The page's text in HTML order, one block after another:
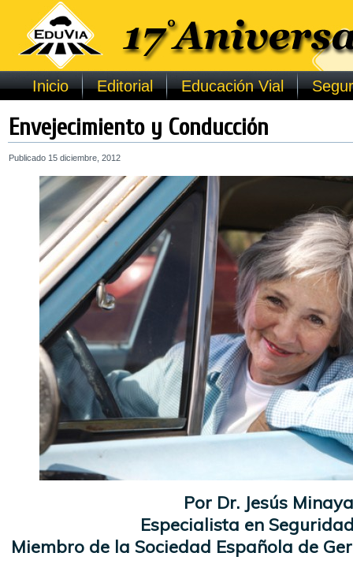
Inicio Editorial Educación Vial
Envejecimiento y Conducción
Publicado 15 diciembre, 2012
Por Dr. Jesús
Especialista en
Miembro de la Sociedad Española de